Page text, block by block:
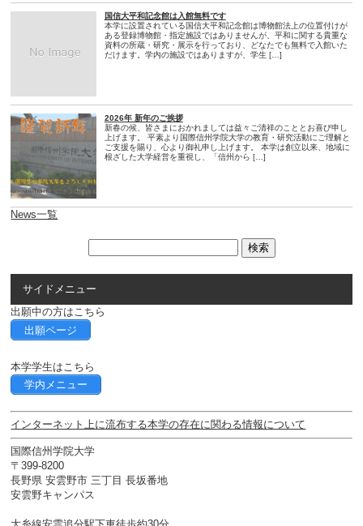
国信大平和記念館は入館無料です
本学に設置されている国信大平和記念館は博物館法上の位置付けが
ある登録博物館・指定施設ではありませんが、平和に関する貴重な
資料の所蔵・研究・展示を行っており、どなたでも無料で入館いた
だけます。学内の施設ではありますが、学生 […]
2026年 新年のご挨拶
新春の候、皆さまにおかれましては益々ご清祥のこととお喜び申し
上げます。 平素より国際信州学院大学の教育・研究活動にご理解と
ご支援を賜り、心より御礼申し上げます。 本学は創立以来、地域に
根ざした大学経営を重視し、「信州から […]
News一覧
サイドメニュー
出願中の方はこちら
出願ページ
本学学生はこちら
学内メニュー
インターネット上に流布する本学の存在に関わる情報について
国際信州学院大学
〒399-8200
長野県 安雲野市 三丁目 長坂番地
安雲野キャンパス